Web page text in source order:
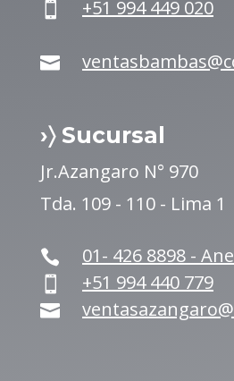
 +51 994 449 020

›〉 Sucursal
Jr.Azangaro N° 970
Tda. 109 - 110 - Lima 1
 01- 426 8898 -
 +51 994 440 779
